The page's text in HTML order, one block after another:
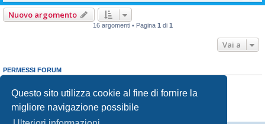
Questo sito utilizza cookie al fine di fornire la
migliore navigazione possibile
Nuovo argomento
16 argomenti • Pagina 1 di 1
Vai a
PERMESSI FORUM
Non puoi
rispondere negli argomenti
Non puoimodificare i tuoi messaggi
Non puoicancellare i tuoi messaggi
Non puoi
inviare allegati